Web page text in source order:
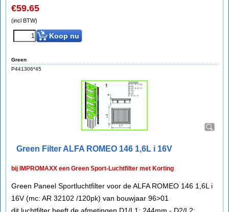
€59.65
(incl BTW)
Koop nu
Green
P441306*45
Green Filter ALFA ROMEO 146 1,6L i 16V
bij IMPROMAXX een Green Sport-Luchtfilter met Korting
Green Paneel Sportluchtfilter voor de ALFA ROMEO 146 1,6L i
16V (mc: AR 32102 /120pk) van bouwjaar 96>01